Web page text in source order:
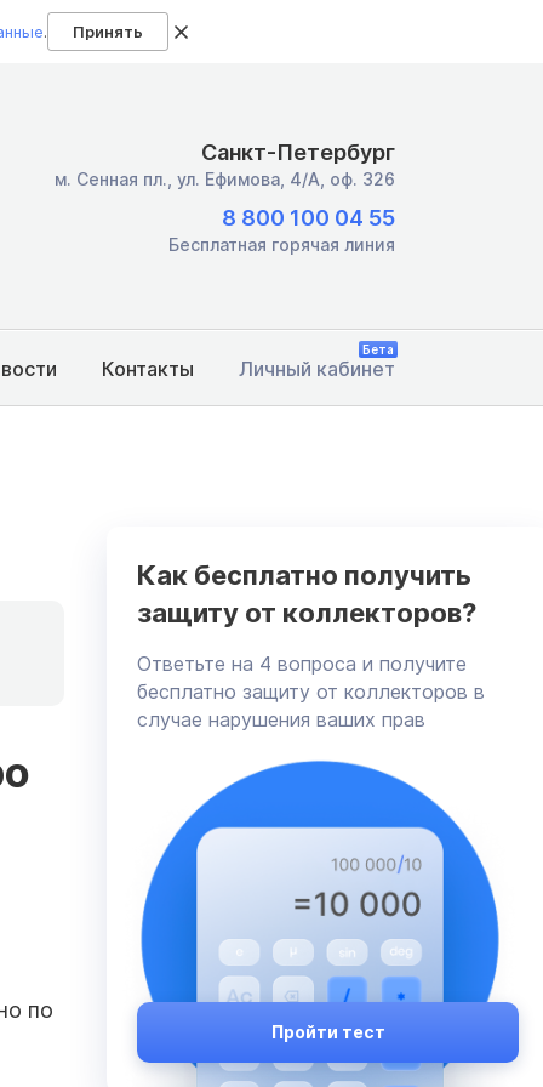
. Принять
Санкт-Петербург
м. Сенная пл., ул. Ефимова, 4/А, оф. 326
8 800 100 04 55
Бесплатная горячая линия
Контакты Личный кабинет
Бета
по
Как бесплатно получить
защиту от коллекторов?
Ответьте на 4 вопроса и получите
бесплатно защиту от коллекторов в
случае нарушения ваших прав
Пройти тест